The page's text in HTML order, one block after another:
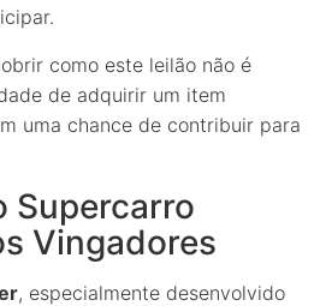
como este leilão não é
de adquirir um item
uma chance de contribuir para
Supercarro
Vingadores
, especialmente desenvolvido